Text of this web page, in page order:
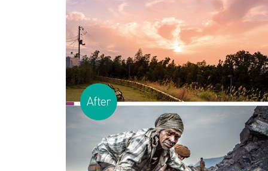
13. 폼잡고 감성 사진 만들기 - 조리개 흐림 효과(포
14. 언제나 쓸모 있는 리얼한 보케 만들기 - 필드
15. 렌즈의 대표적인 문제점들 알아보기 - 사진 상식
PART 6 Export｜ 그 결과 완성된 이 한 장의 사진!
[웹용, 판매용, 인화 서비스용, 직접 인쇄까지 상황
1. 다른 이름으로 저장하기? 아니, 내보내기! - 라
궁금할 때 찾아보는 내보내기 옵션의 모든 것
3. 클릭 한 번으로 끝내는 내보내기 프리셋 만들기